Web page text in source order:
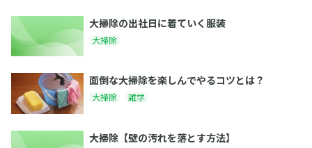
大掃除の出社日に着ていく服装
大掃除
面倒な大掃除を楽しんでやるコツとは？
大掃除 雑学
大掃除【壁の汚れを落とす方法】